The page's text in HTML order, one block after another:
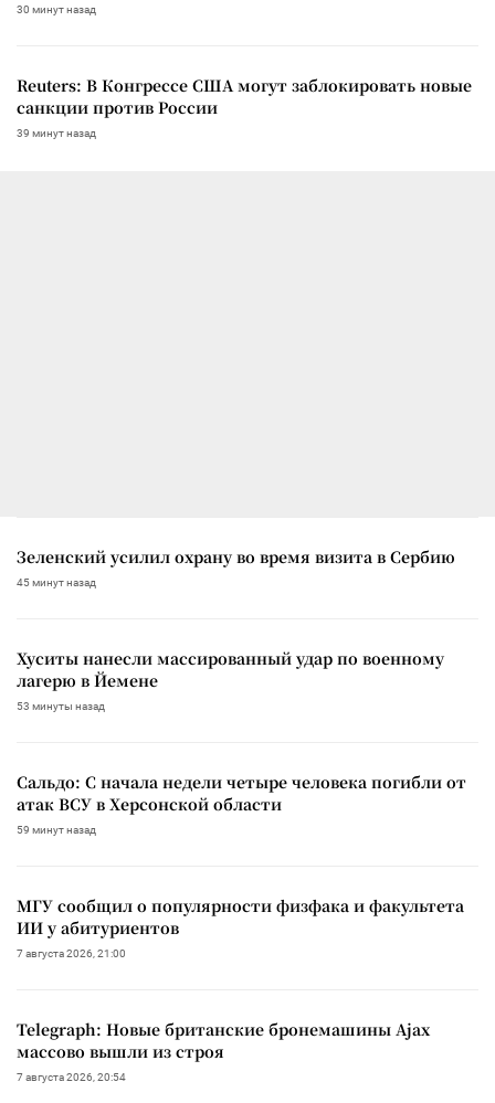
30 минут назад
Reuters: В Конгрессе США могут заблокировать новые
санкции против России
39 минут назад
Зеленский усилил охрану во время визита в Сербию
45 минут назад
Хуситы нанесли массированный удар по военному
лагерю в Йемене
53 минуты назад
Сальдо: С начала недели четыре человека погибли от
атак ВСУ в Херсонской области
59 минут назад
МГУ сообщил о популярности физфака и факультета
ИИ у абитуриентов
7 августа 2026, 21:00
Telegraph: Новые британские бронемашины Ajax
массово вышли из строя
7 августа 2026, 20:54